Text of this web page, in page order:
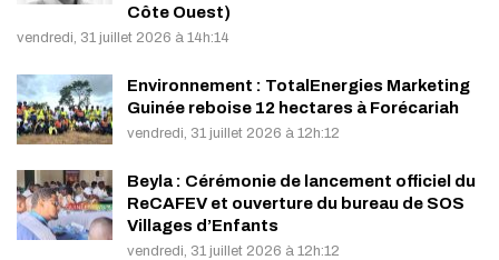
Côte Ouest)
vendredi, 31 juillet 2026 à 14h:14
Environnement : TotalEnergies Marketing
Guinée reboise 12 hectares à Forécariah
vendredi, 31 juillet 2026 à 12h:12
Beyla : Cérémonie de lancement officiel du
ReCAFEV et ouverture du bureau de SOS
Villages d’Enfants
vendredi, 31 juillet 2026 à 12h:12